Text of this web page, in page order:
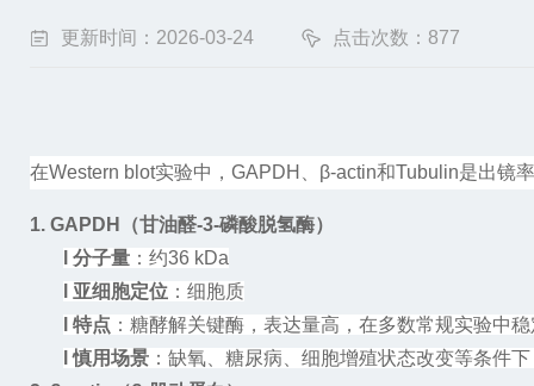
更新时间：2026-03-24 点击次数：877
在Western blot实验中， GAPDH β-actin和Tubulin是出镜
1. GAPDH（甘油醛-3-磷酸脱氢酶）
分子量 ：约36 kDa
亚细胞定位 ：细胞质
特点 ：糖酵解关键酶，表达量高，在多数常规实验中
慎用场景 ： 缺氧、糖尿病、细胞增殖状态改变等条件